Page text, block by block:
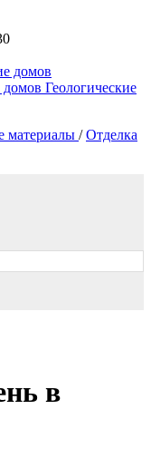
домов
домов Геологические
материалы / Отделка
в